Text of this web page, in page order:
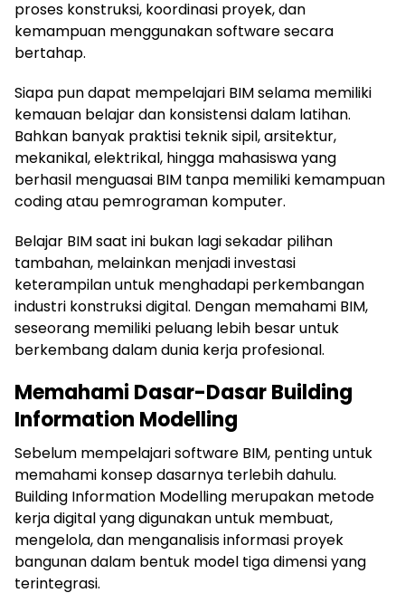
proses konstruksi, koordinasi proyek, dan
kemampuan menggunakan software secara
bertahap.
Siapa pun dapat mempelajari BIM selama memiliki
kemauan belajar dan konsistensi dalam latihan.
Bahkan banyak praktisi teknik sipil, arsitektur,
mekanikal, elektrikal, hingga mahasiswa yang
berhasil menguasai BIM tanpa memiliki kemampuan
coding atau pemrograman komputer.
Belajar BIM saat ini bukan lagi sekadar pilihan
tambahan, melainkan menjadi investasi
keterampilan untuk menghadapi perkembangan
industri konstruksi digital. Dengan memahami BIM,
seseorang memiliki peluang lebih besar untuk
berkembang dalam dunia kerja profesional.
Memahami Dasar-Dasar Building
Information Modelling
Sebelum mempelajari software BIM, penting untuk
memahami konsep dasarnya terlebih dahulu.
Building Information Modelling merupakan metode
kerja digital yang digunakan untuk membuat,
mengelola, dan menganalisis informasi proyek
bangunan dalam bentuk model tiga dimensi yang
terintegrasi.